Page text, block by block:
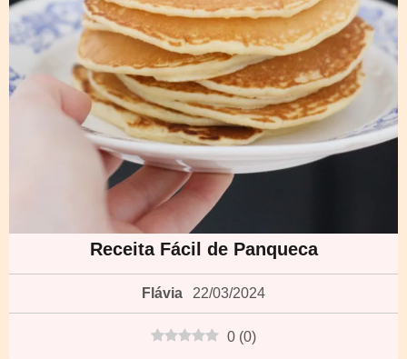
Receita Fácil de Panqueca
Flávia 22/03/2024
0 (0)